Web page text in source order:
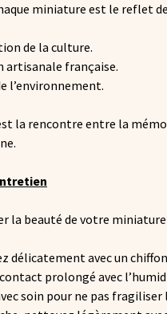
miniature est le reflet
de la culture.
artisanale française.
l’environnement.
la rencontre entre la
la beauté de votre miniature
délicatement avec un
prolongé avec
soin pour ne pas fragiliser